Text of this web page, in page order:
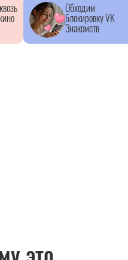
Обходим
блокировку VK
Знакомств